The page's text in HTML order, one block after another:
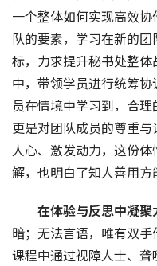
一个整体如何实现高效
队的要素，学习在新的
标，力求提升秘书处整
中，带领学员进行统筹
员在情境中学习到，合理
更是对团队成员的尊重
人心、激发动力，这份
解，也明白了知人善用方
在体验与反思中凝聚
暗；无法言语，唯有双手
课程中通过视障人士、